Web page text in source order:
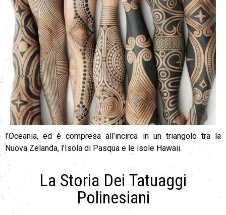
l’Oceania, ed è compresa all’incirca in un triangolo tra la
Nuova Zelanda, l’Isola di Pasqua e le isole Hawaii.
La Storia Dei Tatuaggi
Polinesiani